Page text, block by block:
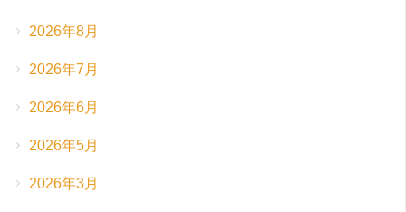
2026年8月
2026年7月
2026年6月
2026年5月
2026年3月